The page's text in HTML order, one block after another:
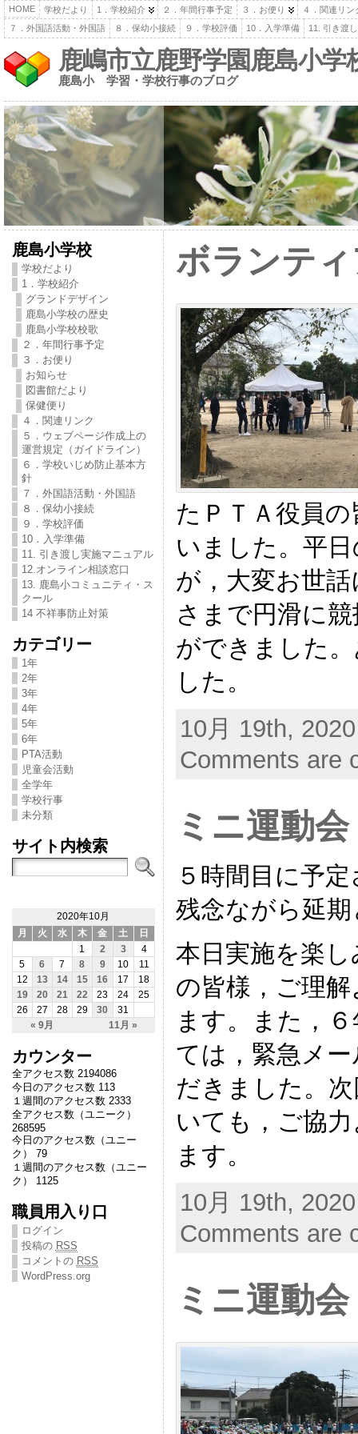
HOME 学校だより 1．学校紹介 ２．年間行事予定 ３．お便り
４．関連リン
７．外国語活動・外国語
８．保幼小接続 ９．学校評価 10．入学準備 11. 引き渡
鹿嶋市立鹿野学園鹿島小学
鹿島小 学習・学校行事のブログ
鹿島小学校
学校だより
1．学校紹介
グランドデザイン
鹿島小学校の歴史
鹿島小学校校歌
２．年間行事予定
３．お便り
お知らせ
図書館だより
保健便り
４．関連リンク
５．ウェブページ作成上の
運営規定（ガイドライン）
６．学校いじめ防止基本方
針
７．外国語活動・外国語
８．保幼小接続
９．学校評価
10．入学準備
11. 引き渡し実施マニュアル
12.オンライン相談窓口
13. 鹿島小コミュニティ・ス
クール
14 不祥事防止対策
カテゴリー
1年
2年
3年
4年
5年
6年
PTA活動
児童会活動
全学年
学校行事
未分類
サイト内検索
2020年10月
月
火 水 木 金 土 日
« 9月 11月 »
1 2 3
4
5
6 7 8 9 10
11
12
13 14 15 16 17
18
19
20 21 22 23 24
25
26
27 28 29 30 31
カウンター
全アクセス数 2194086
今日のアクセス数 113
１週間のアクセス数 2333
全アクセス数（ユニーク）
268595
今日のアクセス数（ユニー
ク） 79
１週間のアクセス数（ユニー
ク） 1125
職員用入り口
ログイン
投稿の RSS
コメントの RSS
WordPress.org
ボランテ
たＰＴＡ役員
いました。平
が，大変お世
さまで円滑に
ができました
した。
10月 19th,
Comments are
ミニ運動
５時間目に予
残念ながら延
本日実施を楽
の皆様，ご理
ます。また，
ては，緊急メ
だきました。
いても，ご協
ます。
10月 19th,
Comments are
ミニ運動